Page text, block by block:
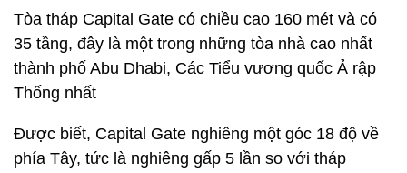
Tòa tháp Capital Gate có chiều cao 160 mét và có
35 tầng, đây là một trong những tòa nhà cao nhất
thành phố Abu Dhabi, Các Tiểu vương quốc Ả rập
Thống nhất
Được biết, Capital Gate nghiêng một góc 18 độ về
phía Tây, tức là nghiêng gấp 5 lần so với tháp